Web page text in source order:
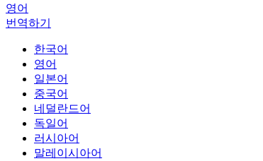
영어
번역하기
한국어
영어
일본어
중국어
네덜란드어
독일어
러시아어
말레이시아어